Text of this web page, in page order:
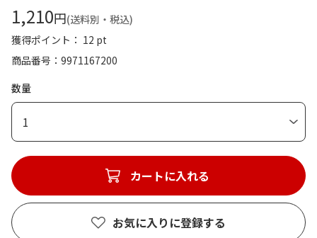
1,210円(送料別・税込)
獲得ポイント： 12 pt
商品番号
9971167200
数量
1
カートに入れる
お気に入りに登録する